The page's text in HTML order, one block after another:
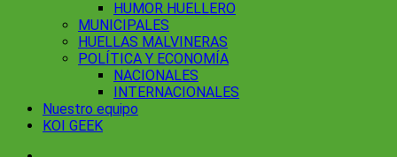
HUMOR HUELLERO
MUNICIPALES
HUELLAS MALVINERAS
POLÍTICA Y ECONOMÍA
NACIONALES
INTERNACIONALES
Nuestro equipo
KOI GEEK